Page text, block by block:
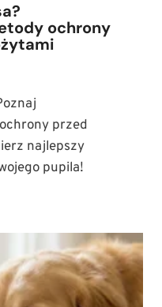
ochrony
przed
najlepszy
pupila!